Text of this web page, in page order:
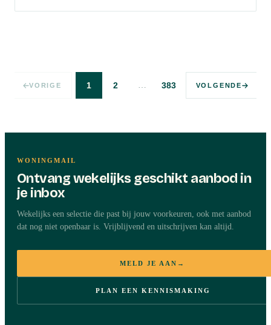
VORIGE 1 2 … 383 VOLGENDE
WONINGMAIL
Ontvang wekelijks geschikt aanbod in
je inbox
Wekelijks een selectie die past bij jouw voorkeuren, ook met aanbod
dat nog niet openbaar is. Vrijblijvend en uitschrijven kan altijd.
MELD JE AAN →
PLAN EEN KENNISMAKING